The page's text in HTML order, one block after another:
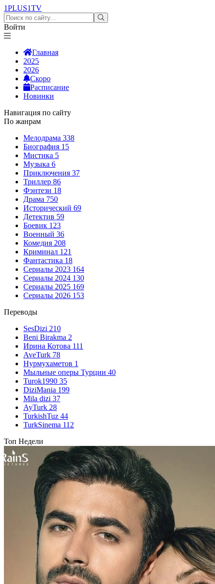
1PLUS1TV
Войти
Главная
2025
2026
Скоро
Расписание
Новинки
Навигация по сайту
По жанрам
Мелодрама 338
Биография 15
Мистика 5
Музыка 6
Приключения 37
Триллер 86
Фэнтези 18
Драма 750
Исторический 69
Детектив 59
Боевик 123
Военный 36
Комедия 208
Криминал 121
Фантастика 18
Сериалы 2023 164
Сериалы 2024 130
Сериалы 2025 169
Сериалы 2026 153
Переводы
SesDizi 210
Beni Birakma 2
Ирина Котова 111
AveTurk 78
Нурмухаметов 1
Мыльные оперы Турции 40
Turok1990 35
DiziMania 199
Mila dizi 37
AyTurk 28
TurkishTuz 44
TurkSinema 112
Топ Недели